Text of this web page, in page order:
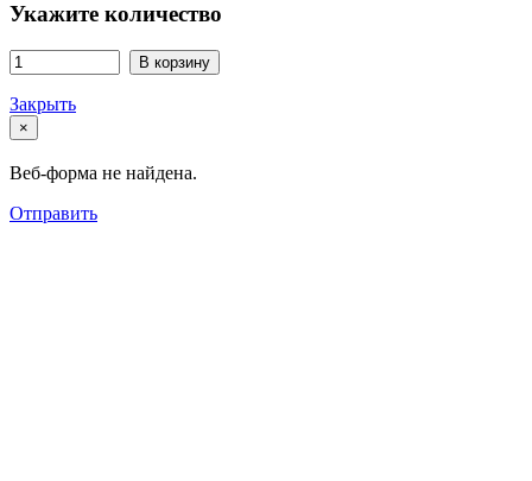
Укажите количество
В корзину
Закрыть
×
Веб-форма не найдена.
Отправить